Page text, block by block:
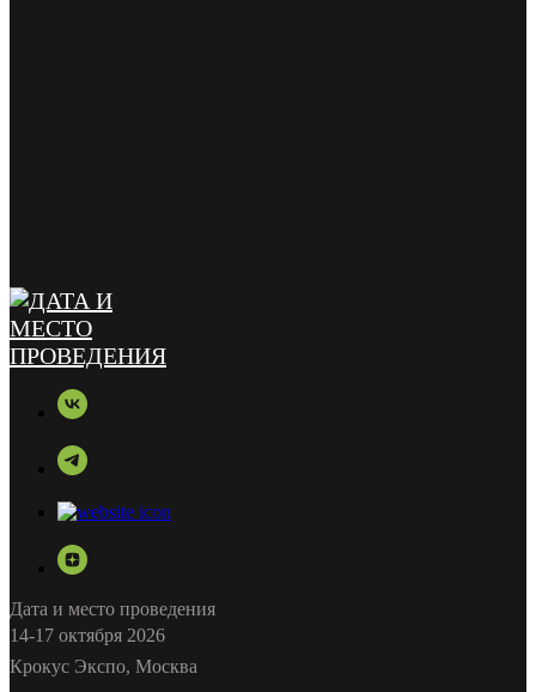
Дата и место проведения
14-17 октября 2026
Крокус Экспо, Москва